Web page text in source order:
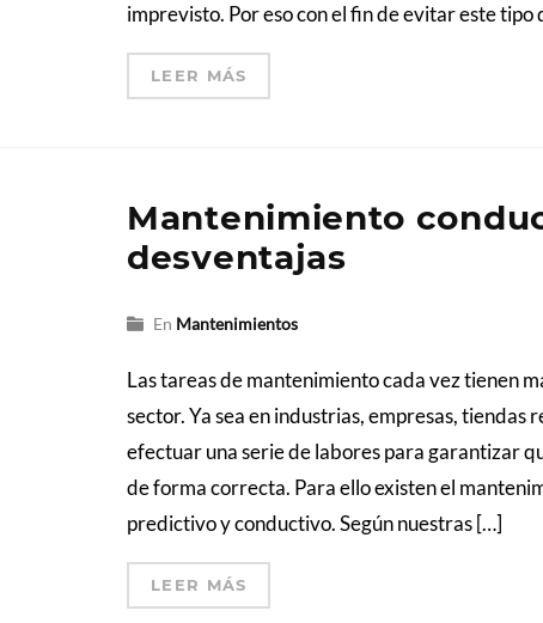
imprevisto. Por eso con el fin de evitar este
LEER MÁS
Mantenimiento
desventajas
En Mantenimientos
Las tareas de mantenimiento cada vez tienen
sector. Ya sea en industrias, empresas, tiendas
efectuar una serie de labores para garantizar
de forma correcta. Para ello existen el
predictivo y conductivo. Según nuestras […]
LEER MÁS